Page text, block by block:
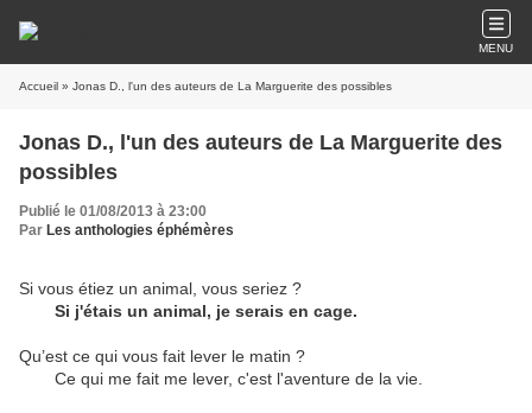
MENU
Accueil » Jonas D., l'un des auteurs de La Marguerite des possibles
Jonas D., l'un des auteurs de La Marguerite des
possibles
Publié le 01/08/2013 à 23:00
Par Les anthologies éphémères
Si vous étiez un animal, vous seriez ?
Si j'étais un animal, je serais en cage.
Qu’est ce qui vous fait lever le matin ?
Ce qui me fait me lever, c'est l'aventure de la vie.